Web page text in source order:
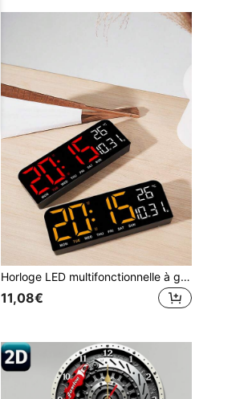
Horloge LED multifonctionnelle à grand écran de conception minimaliste, peut être suspendue ou posée
11,08€